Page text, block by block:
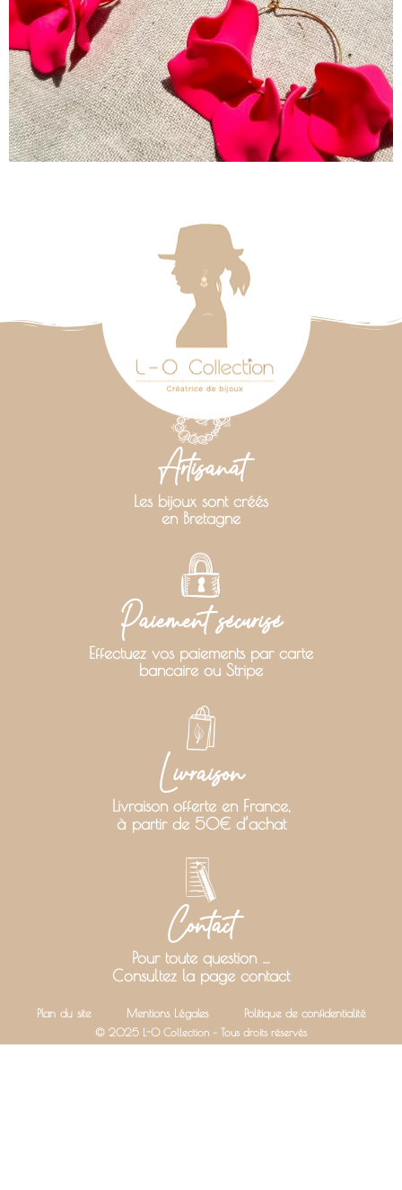
Artisanat
Les bijoux sont créés
en Bretagne
Paiement sécurisé
Effectuez vos paiements par carte
bancaire ou Stripe
Livraison
Livraison offerte en France,
à partir de 50€ d’achat
Contact
Pour toute question …
Consultez la page contact
Plan du site Mentions Légales Politique de confidentialité
© 2025 L-O Collection – Tous droits réservés